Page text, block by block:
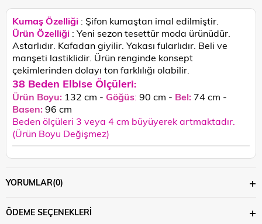
Kumaş Özelliği : Şifon kumaştan imal edilmiştir.
Ürün Özelliği : Yeni sezon tesettür moda ürünüdür.
Astarlıdır. Kafadan giyilir. Yakası fularlıdır. Beli ve
manşeti lastiklidir. Ürün renginde konsept
çekimlerinden dolayı ton farklılığı olabilir.
38 Beden Elbise Ölçüleri:
Ürün Boyu: 132 cm - Göğüs: 90 cm - Bel: 74 cm -
Basen:96 cm
Beden ölçüleri 3 veya 4 cm büyüyerek artmaktadır.
(Ürün Boyu Değişmez)
YORUMLAR(0)
ÖDEME SEÇENEKLERI